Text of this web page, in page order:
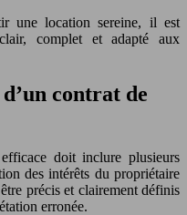
une location sereine, il est
complet et adapté aux
contrat de
doit inclure plusieurs
des intérêts du propriétaire
précis et clairement définis
erronée.